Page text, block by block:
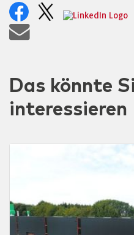
Das könnte
interessieren